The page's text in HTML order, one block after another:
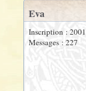
Eva
Inscription : 2001
Messages : 227